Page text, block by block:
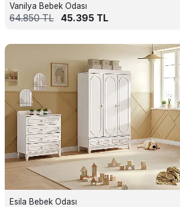
Vanilya Bebek Odası
64.850TL 45.395 TL
Esila Bebek Odası